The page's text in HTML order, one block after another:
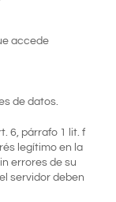
accede
de datos.
6, párrafo 1 lit. f
legítimo en la
errores de su
servidor deben